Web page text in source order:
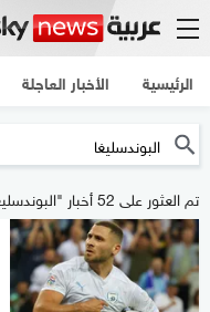
الرئيسية الأخبار العاجلة
تم العثور على 52 أخبار "البوندسليغا"